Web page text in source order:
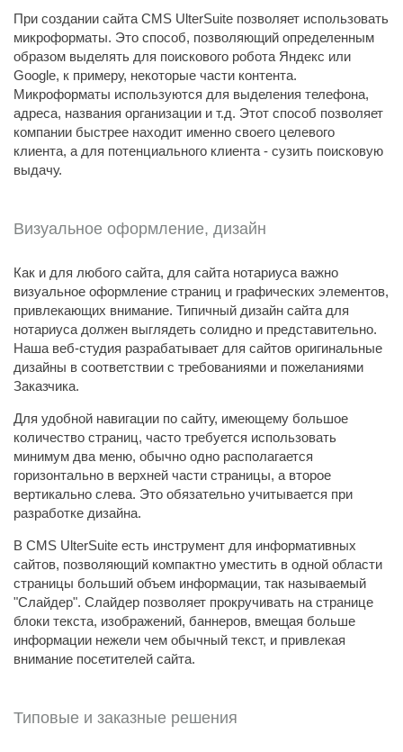
При создании сайта CMS UlterSuite позволяет использовать
микроформаты. Это способ, позволяющий определенным
образом выделять для поискового робота Яндекс или
Google, к примеру, некоторые части контента.
Микроформаты используются для выделения телефона,
адреса, названия организации и т.д. Этот способ позволяет
компании быстрее находит именно своего целевого
клиента, а для потенциального клиента - сузить поисковую
выдачу.
Визуальное оформление, дизайн
Как и для любого сайта, для сайта нотариуса важно
визуальное оформление страниц и графических элементов,
привлекающих внимание. Типичный дизайн сайта для
нотариуса должен выглядеть солидно и представительно.
Наша веб-студия разрабатывает для сайтов оригинальные
дизайны в соответствии с требованиями и пожеланиями
Заказчика.
Для удобной навигации по сайту, имеющему большое
количество страниц, часто требуется использовать
минимум два меню, обычно одно располагается
горизонтально в верхней части страницы, а второе
вертикально слева. Это обязательно учитывается при
разработке дизайна.
В CMS UlterSuite есть инструмент для информативных
сайтов, позволяющий компактно уместить в одной области
страницы больший объем информации, так называемый
"Слайдер". Слайдер позволяет прокручивать на странице
блоки текста, изображений, баннеров, вмещая больше
информации нежели чем обычный текст, и привлекая
внимание посетителей сайта.
Типовые и заказные решения